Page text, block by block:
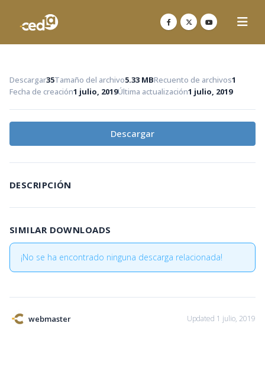
Descargar35Tamaño del archivo5.33 MBRecuento de archivos1
Fecha de creación1 julio, 2019Última actualización1 julio, 2019
Descargar
DESCRIPCIÓN
SIMILAR DOWNLOADS
¡No se ha encontrado ninguna descarga relacionada!
webmaster Updated 1 julio, 2019